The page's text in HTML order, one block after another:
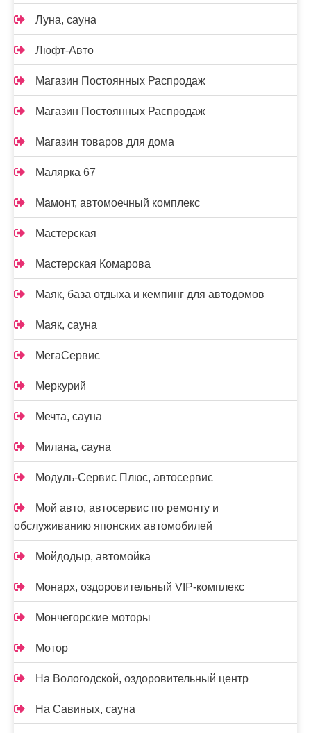
Луна, сауна
Люфт-Авто
Магазин Постоянных Распродаж
Магазин Постоянных Распродаж
Магазин товаров для дома
Малярка 67
Мамонт, автомоечный комплекс
Мастерская
Мастерская Комарова
Маяк, база отдыха и кемпинг для автодомов
Маяк, сауна
МегаСервис
Меркурий
Мечта, сауна
Милана, сауна
Модуль-Сервис Плюс, автосервис
Мой авто, автосервис по ремонту и
обслуживанию японских автомобилей
Мойдодыр, автомойка
Монарх, оздоровительный VIP-комплекс
Мончегорские моторы
Мотор
На Вологодской, оздоровительный центр
На Савиных, сауна